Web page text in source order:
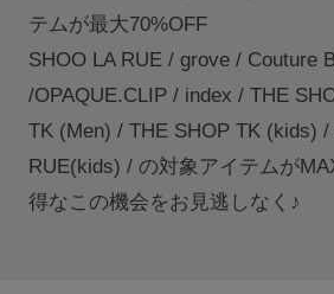
テムが最大70%OFF
SHOO LA RUE / grove / Couture
/OPAQUE.CLIP / index / THE
TK (Men) / THE SHOP TK (kids) /
RUE(kids) / の対象アイテムが
得なこの機会をお見逃しなく♪